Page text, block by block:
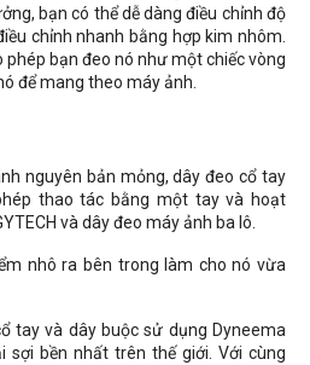
bạn có thể dễ dàng điều chỉnh độ
chỉnh nhanh bằng hợp kim nhôm.
phép bạn đeo nó như một chiếc vòng
để mang theo máy ảnh.
nguyên bản mỏng, dây đeo cổ tay
thao tác bằng một tay và hoạt
và dây đeo máy ảnh ba lô.
nhô ra bên trong làm cho nó vừa
tay và dây buộc sử dụng Dyneema
sợi bền nhất trên thế giới. Với cùng